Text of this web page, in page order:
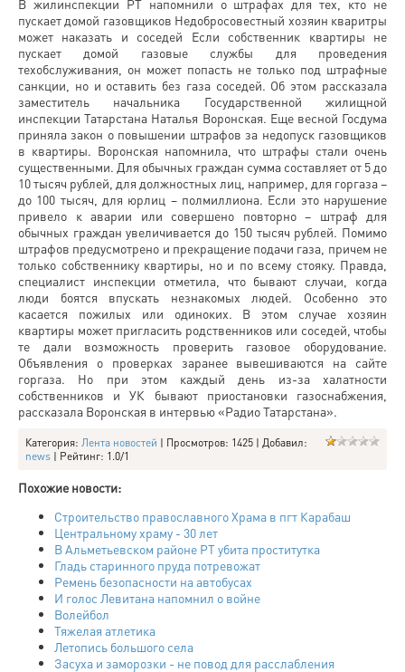
В жилинспекции РТ напомнили о штрафах для тех, кто не
пускает домой газовщиков Недобросовестный хозяин кваритры
может наказать и соседей Если собственник квартиры не
пускает домой газовые службы для проведения
техобслуживания, он может попасть не только под штрафные
санкции, но и оставить без газа соседей. Об этом рассказала
заместитель начальника Государственной жилищной
инспекции Татарстана Наталья Воронская. Еще весной Госдума
приняла закон о повышении штрафов за недопуск газовщиков
в квартиры. Воронская напомнила, что штрафы стали очень
существенными. Для обычных граждан сумма составляет от 5 до
10 тысяч рублей, для должностных лиц, например, для горгаза –
до 100 тысяч, для юрлиц – полмиллиона. Если это нарушение
привело к аварии или совершено повторно – штраф для
обычных граждан увеличивается до 150 тысяч рублей. Помимо
штрафов предусмотрено и прекращение подачи газа, причем не
только собственнику квартиры, но и по всему стояку. Правда,
специалист инспекции отметила, что бывают случаи, когда
люди боятся впускать незнакомых людей. Особенно это
касается пожилых или одиноких. В этом случае хозяин
квартиры может пригласить родственников или соседей, чтобы
те дали возможность проверить газовое оборудование.
Объявления о проверках заранее вывешиваются на сайте
горгаза. Но при этом каждый день из-за халатности
собственников и УК бывают приостановки газоснабжения,
рассказала Воронская в интервью «Радио Татарстана».
Категория: Лента новостей | Просмотров: 1425 | Добавил:
news | Рейтинг: 1.0/1
Похожие новости:
Строительство православного Храма в пгт Карабаш
Центральному храму - 30 лет
В Альметьевском районе РТ убита проститутка
Гладь старинного пруда потревожат
Ремень безопасности на автобусах
И голос Левитана напомнил о войне
Волейбол
Тяжелая атлетика
Летопись большого села
Засуха и заморозки - не повод для расслабления